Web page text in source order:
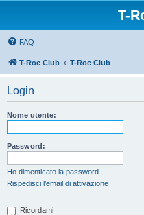
T-
FAQ
T-Roc Club T-Roc Club
Login
Nome utente:
Password:
Ho dimenticato la password
Rispedisci l’email di attivazione
Ricordami